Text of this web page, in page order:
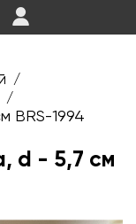
/
/
BRS-1994
d - 5,7 см